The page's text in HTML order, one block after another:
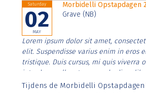
Saturday
02
MAY
Morbidelli Opstapdagen
Grave (NB)
Lorem ipsum dolor sit amet,
elit. Suspendisse varius enim in eros
tristique. Duis cursus, mi quis viverra
interdum nulla, ut commodo diam
Aenean faucibus nibh et justo cursus
Tijdens de Morbidelli